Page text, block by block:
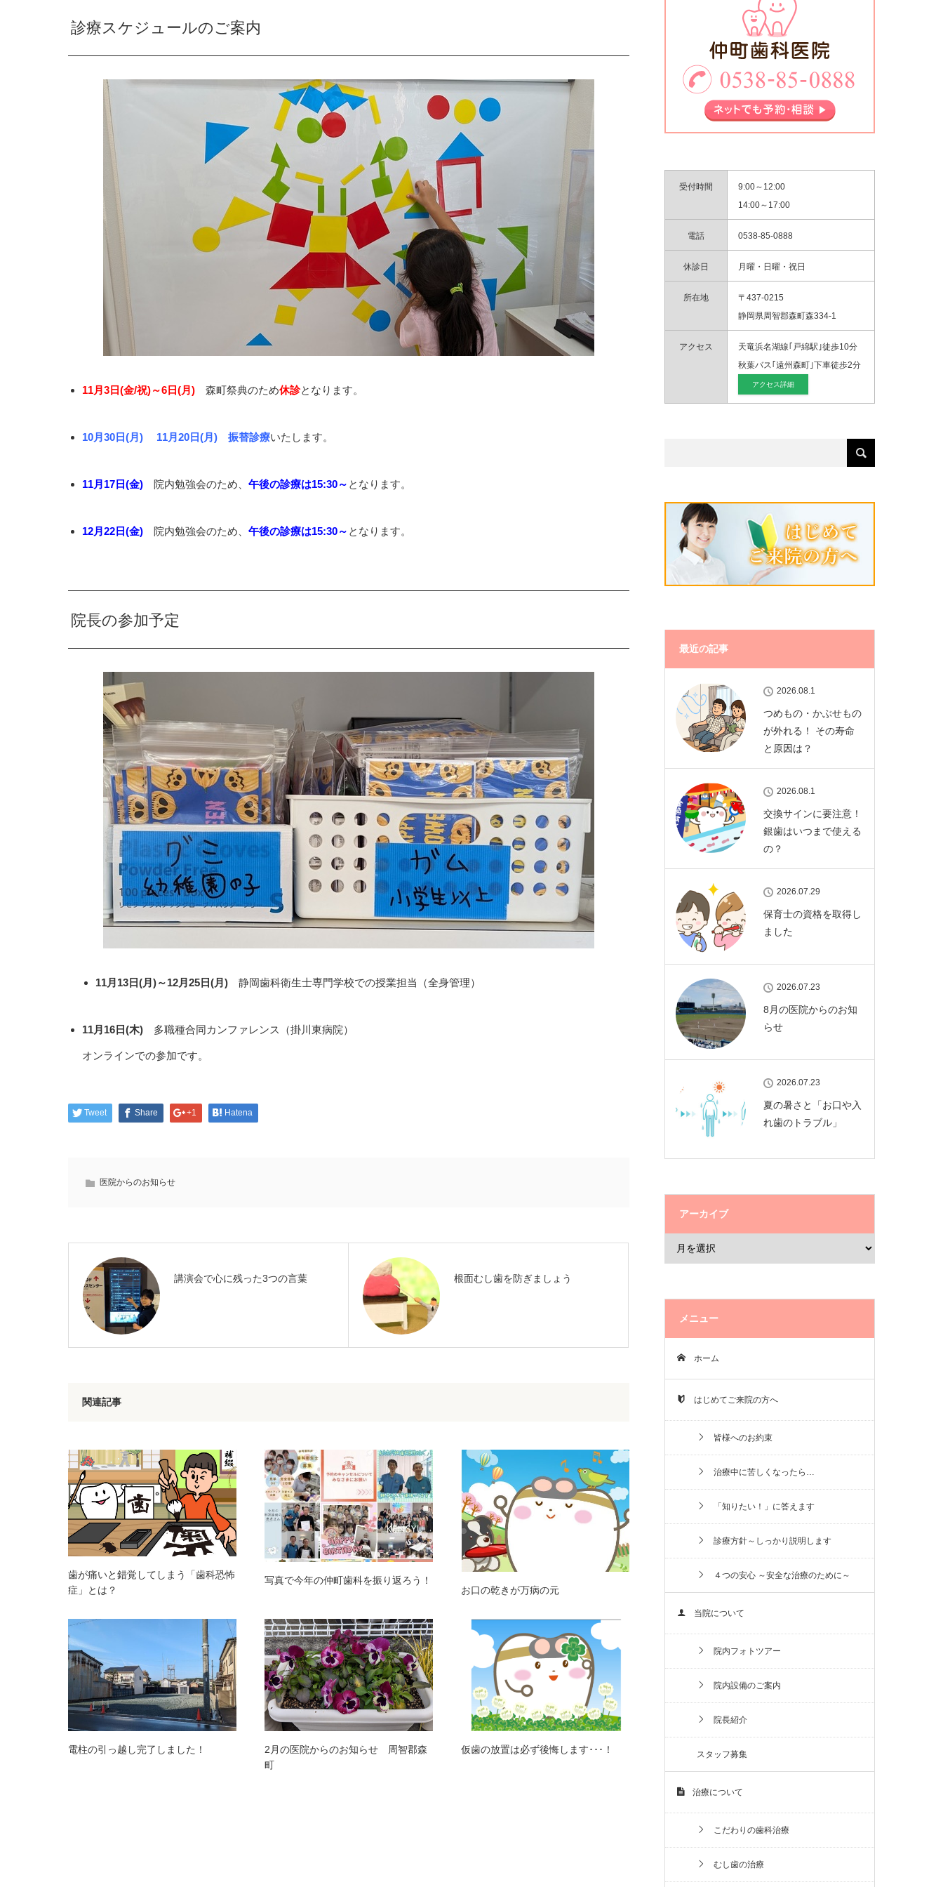
診療スケジュールのご案内
11月3日(金/祝)～6日(月)森町祭典のため休診となります。
10月30日(月) 11月20日(月) 振替診療いたします。
11月17日(金) 院内勉強会のため、 午後の診療は15:30～ となります。
12月22日(金) 院内勉強会のため、 午後の診療は15:30～ となります。
院長の参加予定
11月13日(月)～12月25日(月) 静岡歯科衛生士専門学校での授業担当（全身管理）
11月16日(木)多職種合同カンファレンス（掛川東病院）
オンラインでの参加です。
Tweet Share +1 Hatena
医院からのお知らせ
講演会で心に残った3つの言葉 根面むし歯を防ぎましょう
関連記事
歯が痛いと錯覚してしまう「歯科恐怖
症」とは？
写真で今年の仲町歯科を振り返ろう！
お口の乾きが万病の元
電柱の引っ越し完了しました！
2月の医院からのお知らせ 周智郡森
町
仮歯の放置は必ず後悔します･･･！
受付時間
9:00～12:00
14:00～17:00
電話 0538-85-0888
休診日 月曜・日曜・祝日
所在地
〒437-0215
静岡県周智郡森町森334-1
アクセス
天竜浜名湖線｢戸綿駅｣徒歩10分
秋葉バス｢遠州森町｣下車徒歩2分
アクセス詳細
最近の記事
2026.08.1
つめもの・かぶせもの
が外れる！ その寿命
と原因は？
2026.08.1
交換サインに要注意！
銀歯はいつまで使える
の？
2026.07.29
保育士の資格を取得し
ました
2026.07.23
8月の医院からのお知
らせ
2026.07.23
夏の暑さと「お口や入
れ歯のトラブル」
アーカイブ
メニュー
ホーム
はじめてご来院の方へ
皆様へのお約束
治療中に苦しくなったら…
「知りたい！」に答えます
診療方針～しっかり説明します
４つの安心 ～安全な治療のために～
当院について
院内フォトツアー
院内設備のご案内
院長紹介
スタッフ募集
治療について
こだわりの歯科治療
むし歯の治療